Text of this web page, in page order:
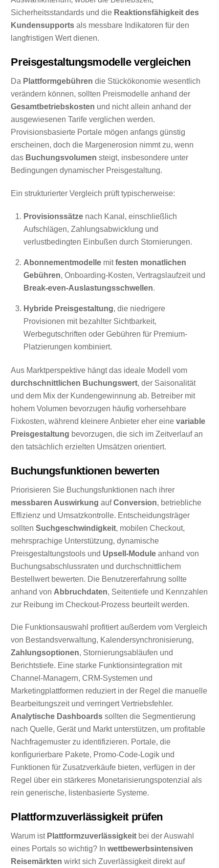
Sicherheitsstandards und die Reaktionsfähigkeit des
Kundensupports als messbare Indikatoren für den
langfristigen Wert dienen.
Preisgestaltungsmodelle vergleichen
Da Plattformgebühren die Stückökonomie wesentlich
verändern können, sollten Preismodelle anhand der
Gesamtbetriebskosten und nicht allein anhand der
ausgewiesenen Tarife verglichen werden.
Provisionsbasierte Portale mögen anfangs günstig
erscheinen, doch die Margenerosion nimmt zu, wenn
das Buchungsvolumen steigt, insbesondere unter
Bedingungen dynamischer Preisgestaltung.
Ein strukturierter Vergleich prüft typischerweise:
Provisionssätze nach Kanal, einschließlich
Aufschlägen, Zahlungsabwicklung und
verlustbedingten Einbußen durch Stornierungen.
Abonnementmodelle mitfesten monatlichen
Gebühren, Onboarding-Kosten, Vertragslaufzeit und
Break-even-Auslastungsschwellen.
Hybride Preisgestaltung, die niedrigere
Provisionen mit bezahlter Sichtbarkeit,
Werbegutschriften oder Gebühren für Premium-
Platzierungen kombiniert.
Aus Marktperspektive hängt das ideale Modell vom
durchschnittlichen Buchungswert, der Saisonalität
und dem Mix der Kundengewinnung ab. Betreiber mit
hohem Volumen bevorzugen häufig vorhersehbare
Fixkosten, während kleinere Anbieter eher einevariable
Preisgestaltung bevorzugen, die sich im Zeitverlauf an
den tatsächlich erzielten Umsätzen orientiert.
Buchungsfunktionen bewerten
Priorisieren Sie Buchungsfunktionen nach ihrer
messbaren Auswirkung aufConversion, betriebliche
Effizienz und Umsatzkontrolle. Entscheidungsträger
solltenSuchgeschwindigkeit, mobilen Checkout,
mehrsprachige Unterstützung, dynamische
Preisgestaltungstools und Upsell-Module anhand von
Buchungsabschlussraten und durchschnittlichem
Bestellwert bewerten. Die Benutzererfahrung sollte
anhand von Abbruchdaten, Seitentiefe und Kennzahlen
zur Reibung im Checkout-Prozess beurteilt werden.
Die Funktionsauswahl profitiert außerdem vom Vergleich
von Bestandsverwaltung, Kalendersynchronisierung,
Zahlungsoptionen, Stornierungsabläufen und
Berichtstiefe. Eine starke Funktionsintegration mit
Channel-Managern, CRM-Systemen und
Marketingplattformen reduziert in der Regel die manuelle
Bearbeitungszeit und verringert Vertriebsfehler.
Analytische Dashboards sollten die Segmentierung
nach Quelle, Gerät und Markt unterstützen, um profitable
Nachfragemuster zu identifizieren. Portale, die
konfigurierbare Pakete, Promo-Code-Logik und
Funktionen für Zusatzverkäufe bieten, verfügen in der
Regel über ein stärkeres Monetarisierungspotenzial als
rein generische, listenbasierte Systeme.
Plattformzuverlässigkeit prüfen
Warum ist Plattformzuverlässigkeit bei der Auswahl
eines Portals so wichtig? Inwettbewerbsintensiven
Reisemärkten wirkt sich Zuverlässigkeit direkt auf